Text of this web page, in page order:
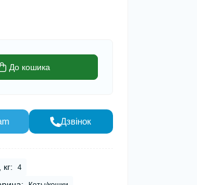
До кошика
Дзвінок
4